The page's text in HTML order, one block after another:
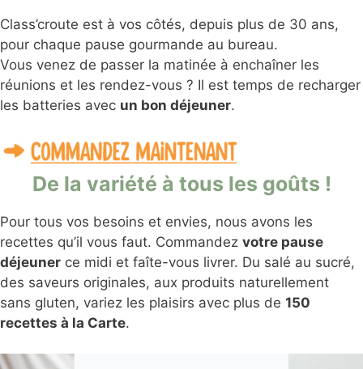
Class’croute est à vos côtés, depuis plus de 30 ans,
pour chaque pause gourmande au bureau.
Vous venez de passer la matinée à enchaîner les
réunions et les rendez-vous ? Il est temps de recharger
les batteries avec un bon déjeuner.
De la variété à tous les goûts !
Pour tous vos besoins et envies, nous avons les
recettes qu’il vous faut. Commandez votre pause
déjeuner ce midi et faîte-vous livrer. Du salé au sucré,
des saveurs originales, aux produits naturellement
sans gluten, variez les plaisirs avec plus de 150
recettes à la Carte.